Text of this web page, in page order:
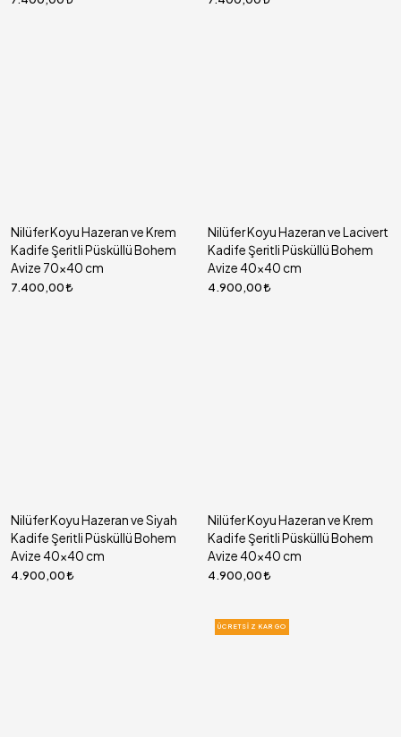
Nilüfer Koyu Hazeran ve Krem
Kadife Şeritli Püsküllü Bohem
Avize 70x40 cm
7.400,00
Nilüfer Koyu Hazeran ve Lacivert
Kadife Şeritli Püsküllü Bohem
Avize 40x40 cm
4.900,00
Nilüfer Koyu Hazeran ve Siyah
Kadife Şeritli Püsküllü Bohem
Avize 40x40 cm
4.900,00
Nilüfer Koyu Hazeran ve Krem
Kadife Şeritli Püsküllü Bohem
Avize 40x40 cm
4.900,00
ÜCRETSIZ KARGO